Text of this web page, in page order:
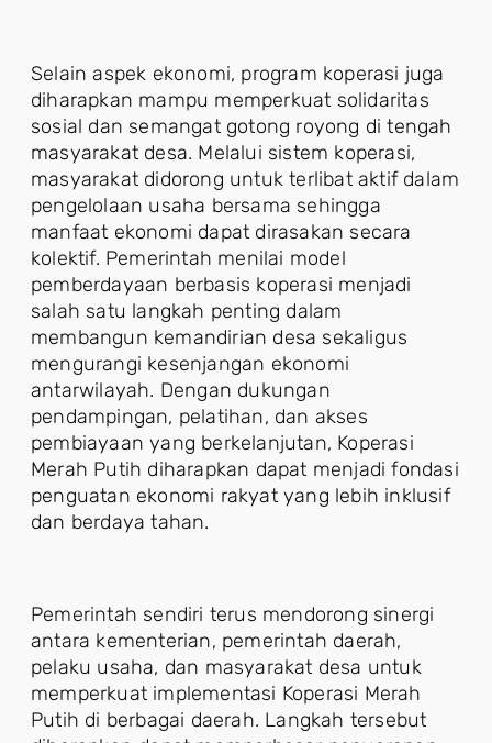
Selain aspek ekonomi, program koperasi juga
diharapkan mampu memperkuat solidaritas
sosial dan semangat gotong royong di tengah
masyarakat desa. Melalui sistem koperasi,
masyarakat didorong untuk terlibat aktif dalam
pengelolaan usaha bersama sehingga
manfaat ekonomi dapat dirasakan secara
kolektif. Pemerintah menilai model
pemberdayaan berbasis koperasi menjadi
salah satu langkah penting dalam
membangun kemandirian desa sekaligus
mengurangi kesenjangan ekonomi
antarwilayah. Dengan dukungan
pendampingan, pelatihan, dan akses
pembiayaan yang berkelanjutan, Koperasi
Merah Putih diharapkan dapat menjadi fondasi
penguatan ekonomi rakyat yang lebih inklusif
dan berdaya tahan.
Pemerintah sendiri terus mendorong sinergi
antara kementerian, pemerintah daerah,
pelaku usaha, dan masyarakat desa untuk
memperkuat implementasi Koperasi Merah
Putih di berbagai daerah. Langkah tersebut